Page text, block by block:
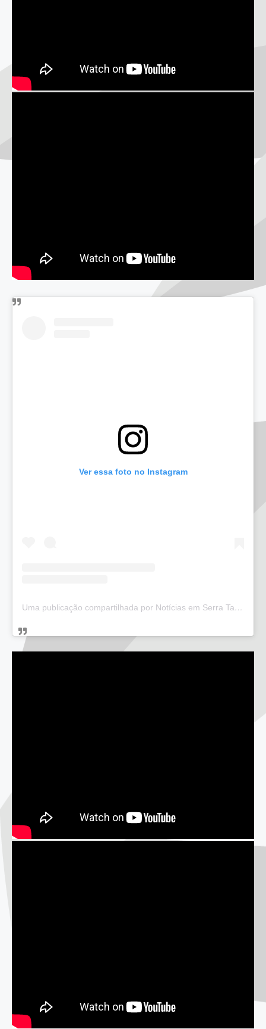
Ver essa foto no Instagram
Uma publicação compartilhada por Notícias em Serra Talhada (@bloglucianarego)